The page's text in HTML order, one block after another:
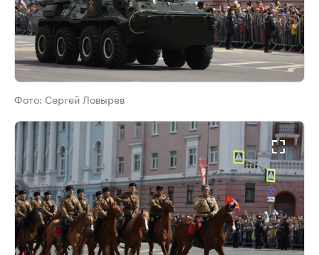
Фото: Сергей Ловырев